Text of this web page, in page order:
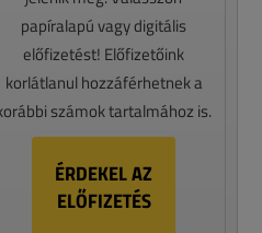
papíralapú vagy digitális
előfizetést! Előfizetőink
korlátlanul hozzáférhetnek a
számok tartalmához is.
ÉRDEKEL AZ
ELŐFIZETÉS